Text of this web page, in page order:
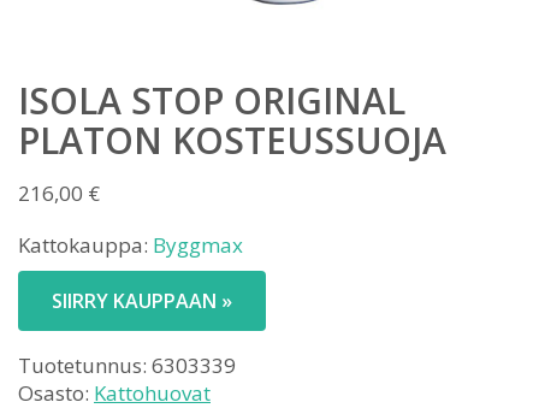
ISOLA STOP ORIGINAL
PLATON KOSTEUSSUOJA
216,00 €
Kattokauppa: Byggmax
SIIRRY KAUPPAAN »
Tuotetunnus: 6303339
Osasto: Kattohuovat